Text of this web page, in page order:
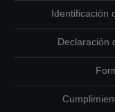
Identificación
Declaración